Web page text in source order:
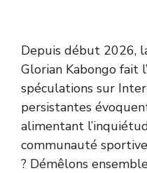
Depuis début 2026,
Glorian Kabongo fait
spéculations sur
persistantes
alimentant
communauté
? Démêlons